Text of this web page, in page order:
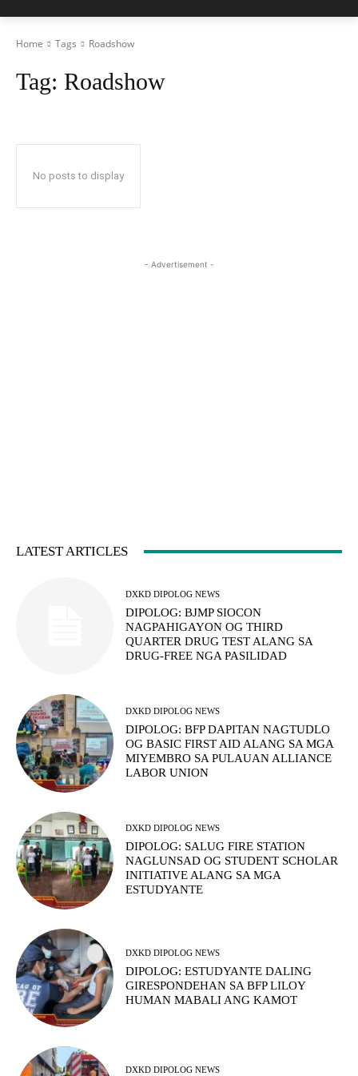
Home Tags Roadshow
Tag: Roadshow
No posts to display
- Advertisement -
LATEST ARTICLES
DXKD DIPOLOG NEWS
DIPOLOG: BJMP SIOCON
NAGPAHIGAYON OG THIRD
QUARTER DRUG TEST ALANG SA
DRUG-FREE NGA PASILIDAD
DXKD DIPOLOG NEWS
DIPOLOG: BFP DAPITAN NAGTUDLO
OG BASIC FIRST AID ALANG SA MGA
MIYEMBRO SA PULAUAN ALLIANCE
LABOR UNION
DXKD DIPOLOG NEWS
DIPOLOG: SALUG FIRE STATION
NAGLUNSAD OG STUDENT SCHOLAR
INITIATIVE ALANG SA MGA
ESTUDYANTE
DXKD DIPOLOG NEWS
DIPOLOG: ESTUDYANTE DALING
GIRESPONDEHAN SA BFP LILOY
HUMAN MABALI ANG KAMOT
DXKD DIPOLOG NEWS